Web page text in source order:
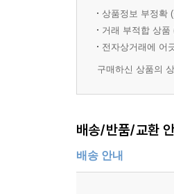
상품정보 부정확
거래 부적합 상
전자상거래에 어
구매하신 상품의
배송/반품/교환
배송 안내